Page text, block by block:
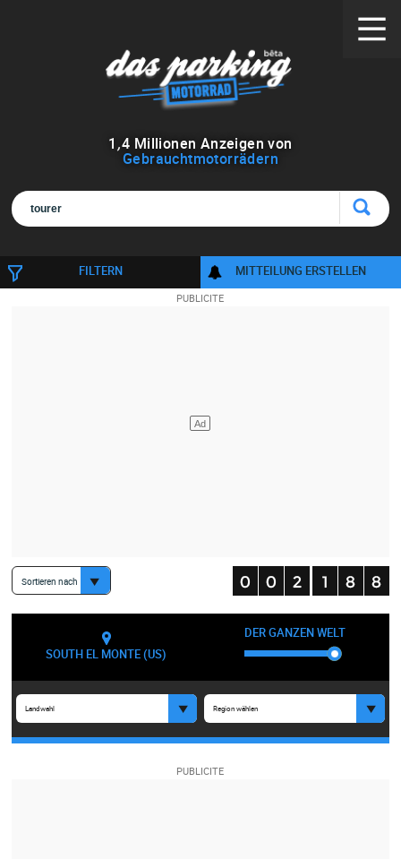
1 ,4 Millionen Anzeigen von
Gebrauchtmotorrädern
FILTERN MITTEILUNG ERSTELLEN
Sortieren nach
SOUTH EL MONTE (US)
DER GANZEN WELT
Landwahl Region wählen